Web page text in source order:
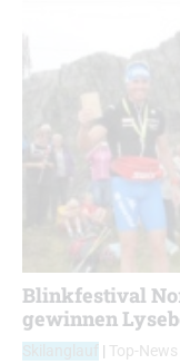
Blinkfestival
gewinnen
| Top-News